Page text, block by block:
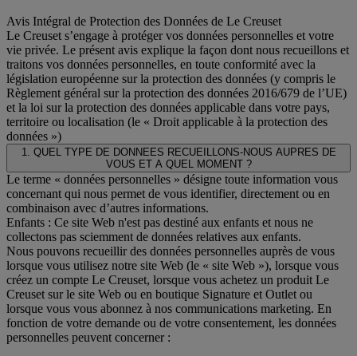
Avis Intégral de Protection des Données de Le Creuset
Le Creuset s’engage à protéger vos données personnelles et votre
vie privée. Le présent avis explique la façon dont nous recueillons et
traitons vos données personnelles, en toute conformité avec la
législation européenne sur la protection des données (y compris le
Règlement général sur la protection des données 2016/679 de l’UE)
et la loi sur la protection des données applicable dans votre pays,
territoire ou localisation (le « Droit applicable à la protection des
données »)
1. QUEL TYPE DE DONNEES RECUEILLONS-NOUS AUPRES DE
VOUS ET A QUEL MOMENT ?
Le terme « données personnelles » désigne toute information vous
concernant qui nous permet de vous identifier, directement ou en
combinaison avec d’autres informations.
Enfants : Ce site Web n'est pas destiné aux enfants et nous ne
collectons pas sciemment de données relatives aux enfants.
Nous pouvons recueillir des données personnelles auprès de vous
lorsque vous utilisez notre site Web (le « site Web »), lorsque vous
créez un compte Le Creuset, lorsque vous achetez un produit Le
Creuset sur le site Web ou en boutique Signature et Outlet ou
lorsque vous vous abonnez à nos communications marketing. En
fonction de votre demande ou de votre consentement, les données
personnelles peuvent concerner :